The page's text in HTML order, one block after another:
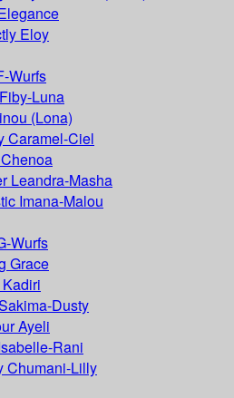
Eloy
Wurfs
Luna
(Lona)
Caramel-Ciel
Leandra-Masha
Imana-Malou
Wurfs
Grace
Dusty
Ayeli
Rani
Chumani-Lilly